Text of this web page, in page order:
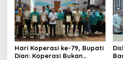
Hari Koperasi ke-79, Bupati
Dian: Koperasi Bukan